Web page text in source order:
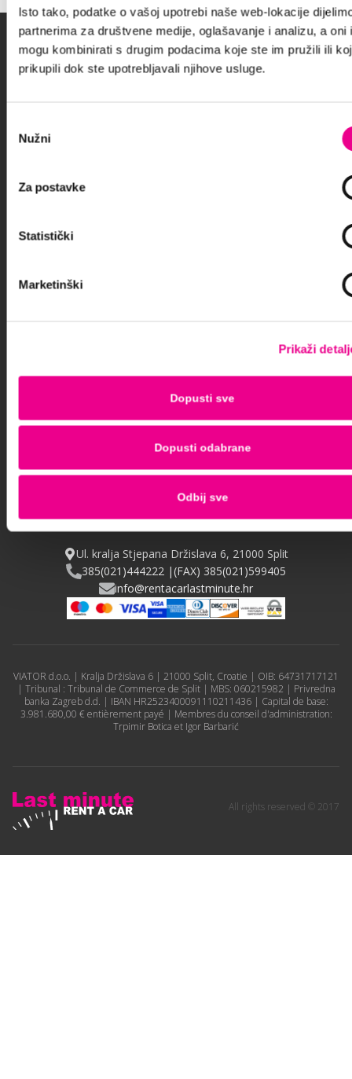
Isto tako, podatke o vašoj upotrebi naše web-lokacije
partnerima za društvene medije, oglašavanje i analizu, a oni
mogu kombinirati s drugim podacima koje ste im pružili ili
prikupili dok ste upotrebljavali njihove usluge.
pristanka
Nužni
Za postavke
Statistički
Marketinški
Prikaži
Dopusti sve
Dopusti odabrane
Odbij sve
L'entreprise
Ul. kralja Stjepana Držislava 6, 21000 Split
385(021)444222 |(FAX) 385(021)599405
info@rentacarlastminute.hr
VIATOR d.o.o. | Kralja Držislava 6 | 21000 Split, Croatie | OIB: 64731717121
| Tribunal : Tribunal de Commerce de Split | MBS: 060215982 | Privredna
banka Zagreb d.d. | IBAN HR2523400091110211436 | Capital de base:
3.981.680,00 € entièrement payé | Membres du conseil d'administration:
Trpimir Botica et Igor Barbarić
All rights reserved © 2017